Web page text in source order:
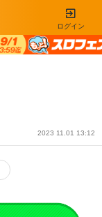
ログイン
2023 11.01 13:12